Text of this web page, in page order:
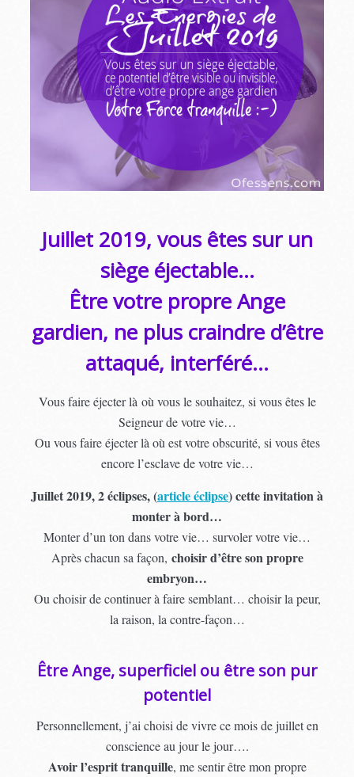
Juillet 2019, vous êtes sur un
siège éjectable…
Être votre propre Ange
gardien, ne plus craindre d’être
attaqué, interféré…
Vous faire éjecter là où vous le souhaitez, si vous êtes le
Seigneur de votre vie…
Ou vous faire éjecter là où est votre obscurité, si vous êtes
encore l’esclave de votre vie…
Juillet 2019, 2 éclipses, (article éclipse) cette invitation à
monter à bord…
Monter d’un ton dans votre vie… survoler votre vie…
Après chacun sa façon, choisir d’être son propre
embryon…
Ou choisir de continuer à faire semblant… choisir la peur,
la raison, la contre-façon…
Être Ange, superficiel ou être son pur
potentiel
Personnellement, j’ai choisi de vivre ce mois de juillet en
conscience au jour le jour….
Avoir l’esprit tranquille, me sentir être mon propre